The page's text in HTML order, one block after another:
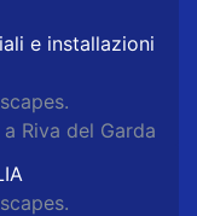
e installazioni
Riva del Garda